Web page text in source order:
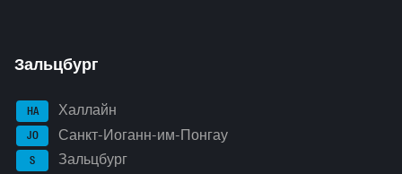
Зальцбург
HA Халлайн
JO Санкт-Иоганн-им-Понгау
S Зальцбург